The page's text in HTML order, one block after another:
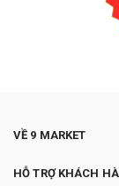
VỀ 9 MARKET
HỖ TRỢ KHÁCH